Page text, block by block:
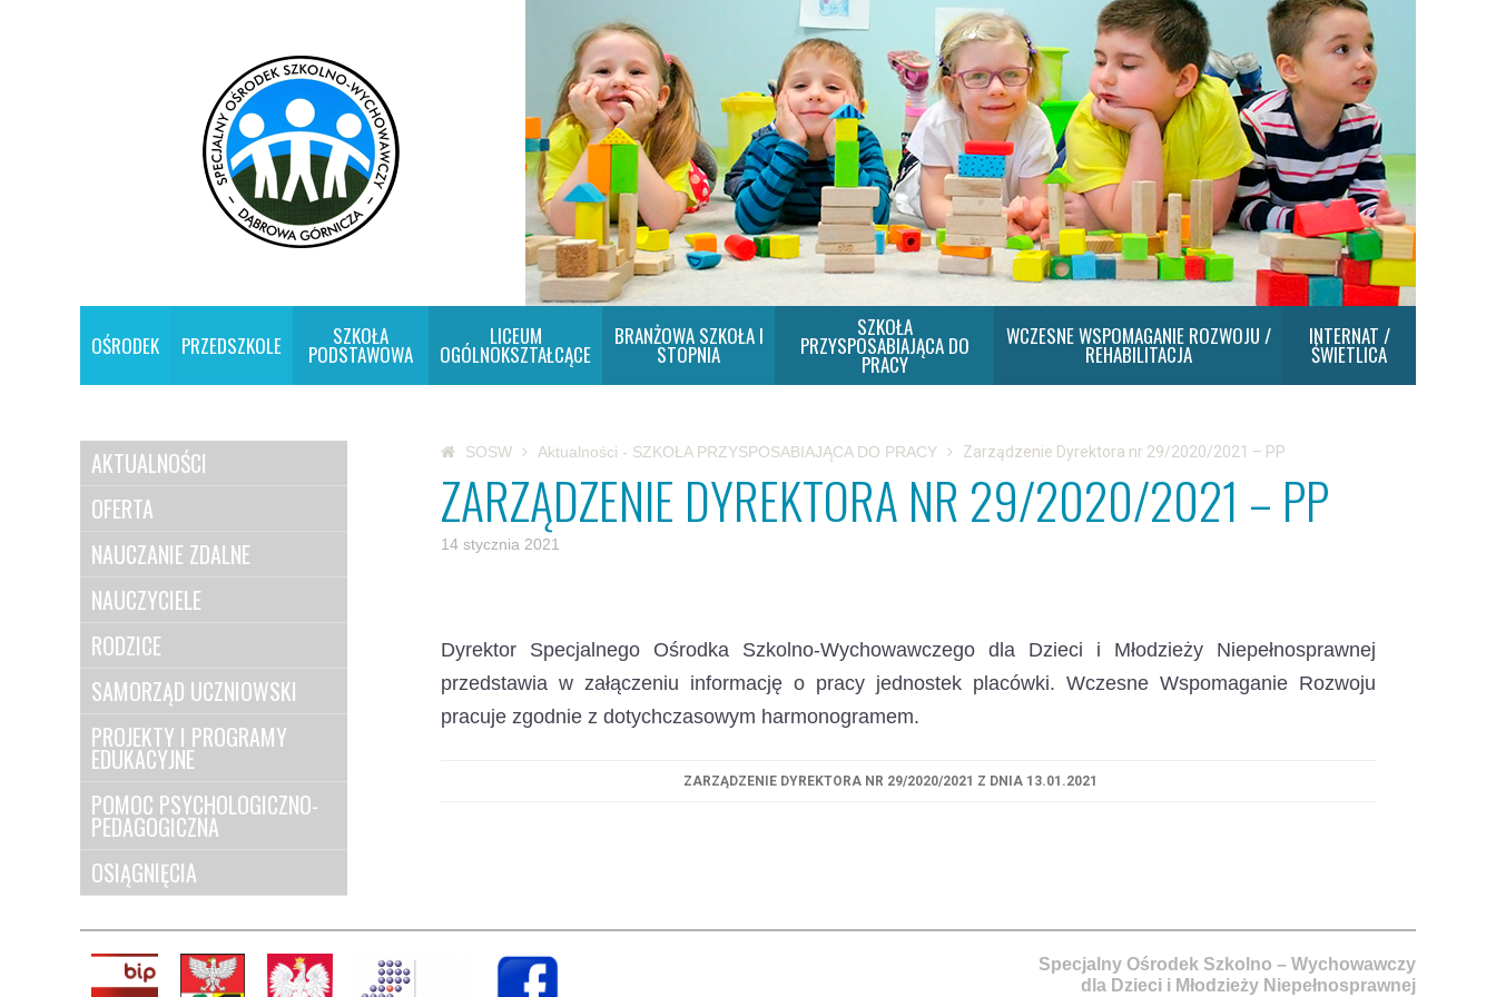
OŚRODEK PRZEDSZKOLE SZKOŁA
PODSTAWOWA
LICEUM
OGÓLNOKSZTAŁCĄCE
BRANŻOWA SZKOŁA I
STOPNIA
SZKOŁA
PRZYSPOSABIAJĄCA DO
PRACY
WCZESNE WSPOMAGANIE ROZWOJU /
REHABILITACJA
INTERNAT /
ŚWIETLICA
AKTUALNOŚCI
OFERTA
NAUCZANIE ZDALNE
NAUCZYCIELE
RODZICE
SAMORZĄD UCZNIOWSKI
PROJEKTY I PROGRAMY
EDUKACYJNE
POMOC PSYCHOLOGICZNO-
PEDAGOGICZNA
OSIĄGNIĘCIA
SOSW Aktualności - SZKOŁA PRZYSPOSABIAJĄCA DO PRACY Zarządzenie Dyrektora nr 29/2020/2021 – PP
ZARZĄDZENIE DYREKTORA NR 29/2020/2021 – PP
14 stycznia 2021
Dyrektor Specjalnego Ośrodka Szkolno-Wychowawczego dla Dzieci i Młodzieży Niepełnosprawnej
przedstawia w załączeniu informację o pracy jednostek placówki. Wczesne Wspomaganie Rozwoju
pracuje zgodnie z dotychczasowym harmonogramem.
ZARZĄDZENIE DYREKTORA NR 29/2020/2021 Z DNIA 13.01.2021
Specjalny Ośrodek Szkolno – Wychowawczy
dla Dzieci i Młodzieży Niepełnosprawnej